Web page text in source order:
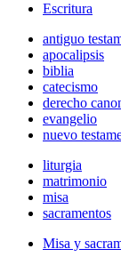
Escritura
antiguo
apocalipsis
biblia
catecismo
derecho
evangelio
nuevo
liturgia
matrimonio
misa
sacramentos
Misa y